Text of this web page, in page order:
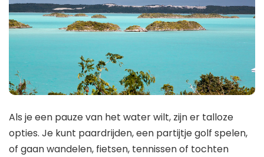
Als je een pauze van het water wilt, zijn er talloze
opties. Je kunt paardrijden, een partijtje golf spelen,
of gaan wandelen, fietsen, tennissen of tochten